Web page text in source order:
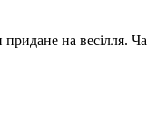
придане на весілля.